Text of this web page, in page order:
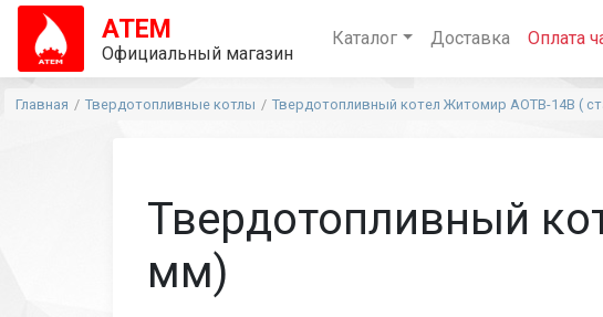
АТЕМ
Официальный магазин
Каталог Доставка Оплата
Главная Твердотопливные котлы Твердотопливный котел Житомир АОТВ-14В (
Твердотопливный
мм)